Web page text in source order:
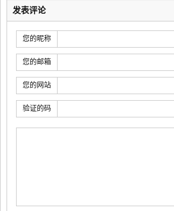
发表评论
您的昵称
您的邮箱
您的网站
验证的码